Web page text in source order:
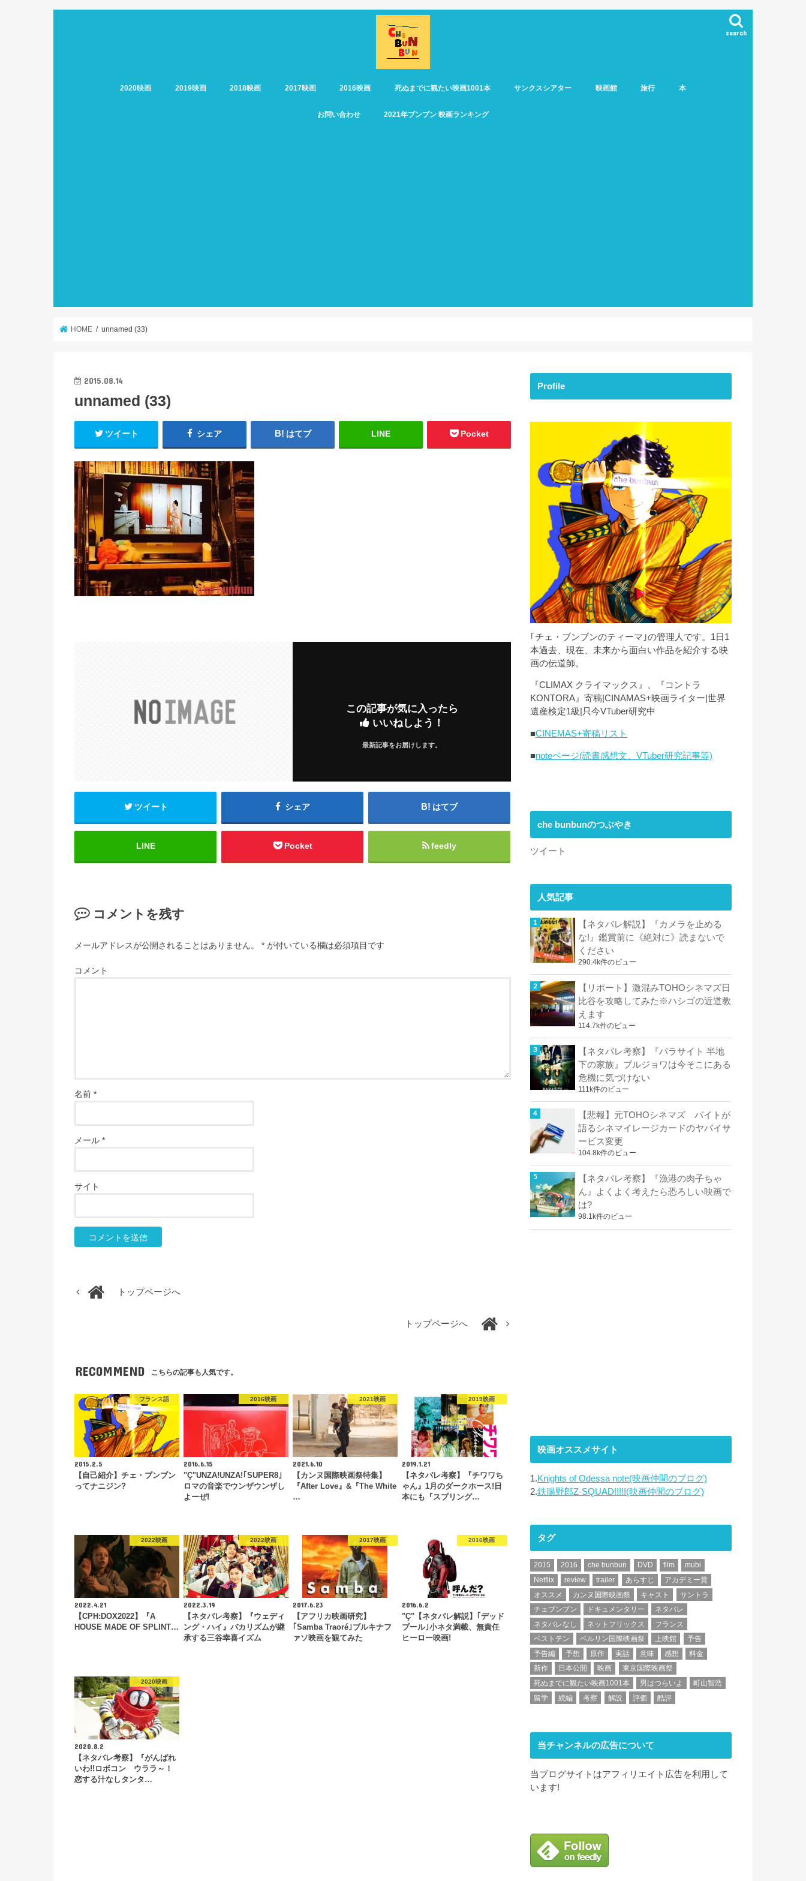
search
2020映画 2019映画 2018映画 2017映画 2016映画 死ぬまでに観たい映画1001本 サンクスシアター 映画館 旅行 本
お問い合わせ 2021年ブンブン 映画ランキング
HOME unnamed (33)
2015.08.14
unnamed (33)
ツイート シェア はてブ LINE Pocket
この記事が気に入ったら
いいねしよう！
最新記事をお届けします。
ツイート シェア はてブ
LINE Pocket feedly
コメントを残す
メールアドレスが公開されることはありません。 * が付いている欄は必須項目です
コメント
名前 *
メール *
サイト
トップページへ
トップページへ
RECOMMEND こちらの記事も人気です。
フランス語
2015.2.5
【自己紹介】チェ・ブンブン
ってナニジン?
2016映画
2016.6.15
"Ç"UNZA!UNZA!｢SUPER8｣
ロマの音楽でウンザウンザし
よーぜ!
2021映画
2021.6.10
【カンヌ国際映画祭特集】
『After Love』&『The White
…
2019映画
2019.1.21
【ネタバレ考察】『チワワち
ゃん』1月のダークホース!日
本にも『スプリング…
2022映画
2022.4.21
【CPH:DOX2022】『A
HOUSE MADE OF SPLINT…
2022映画
2022.3.19
【ネタバレ考察】『ウェディ
ング・ハイ』バカリズムが継
承する三谷幸喜イズム
2017映画
2017.6.23
【アフリカ映画研究】
｢Samba Traoré｣ブルキナフ
ァソ映画を観てみた
2016映画
2016.6.2
"Ç"【ネタバレ解説】｢デッド
プール｣小ネタ満載、無責任
ヒーロー映画!
2020映画
2020.8.2
【ネタバレ考察】『がんばれ
いわ!!ロボコン ウララ～！
恋する汁なしタンタ…
Profile
｢チェ・ブンブンのティーマ｣の管理人です。1日1
本過去、現在、未来から面白い作品を紹介する映
画の伝道師。
『CLIMAX クライマックス』、『コントラ
KONTORA』寄稿|CINAMAS+映画ライター|世界
遺産検定1級|只今VTuber研究中
■CINEMAS+寄稿リスト
■noteページ(読書感想文、VTuber研究記事等)
che bunbunのつぶやき
ツイート
人気記事
【ネタバレ解説】『カメラを止める
な!』鑑賞前に《絶対に》読まないで
ください
290.4k件のビュー
【リポート】激混みTOHOシネマズ日
比谷を攻略してみた※ハシゴの近道教
えます
114.7k件のビュー
【ネタバレ考察】『パラサイト 半地
下の家族』ブルジョワは今そこにある
危機に気づけない
111k件のビュー
【悲報】元TOHOシネマズ バイトが
語るシネマイレージカードのヤバイサ
ービス変更
104.8k件のビュー
【ネタバレ考察】『漁港の肉子ちゃ
ん』よくよく考えたら恐ろしい映画で
は?
98.1k件のビュー
映画オススメサイト
1.Knights of Odessa note(映画仲間のブログ)
2.鉄腸野郎Z-SQUAD!!!!!(映画仲間のブログ)
タグ
2015 2016 che bunbun DVD film
mubi
Netflix
review trailer あらすじ
アカデミー賞
オススメ
カンヌ国際映画祭 キャスト
サントラ
チェブンブン
ドキュメンタリー
ネタバレ
ネタバレなし
ネットフリックス
フランス
ベストテン
ベルリン国際映画祭 上映館
予告
予告編
予想 原作 実話 意味 感想
料金
新作
日本公開 映画
東京国際映画祭
死ぬまでに観たい映画1001本
男はつらいよ
町山智浩
留学
続編 考察 解説 評価 酷評
当チャンネルの広告について
当ブログサイトはアフィリエイト広告を利用して
います!